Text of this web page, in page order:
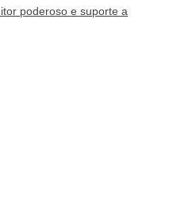
poderoso e suporte a